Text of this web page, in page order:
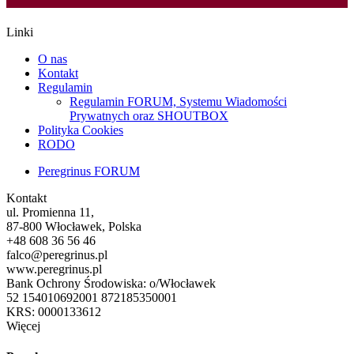
Linki
O nas
Kontakt
Regulamin
Regulamin FORUM, Systemu Wiadomości
Prywatnych oraz SHOUTBOX
Polityka Cookies
RODO
Peregrinus FORUM
Kontakt
ul. Promienna 11,
87-800 Włocławek, Polska
+48 608 36 56 46
falco@peregrinus.pl
www.peregrinus.pl
Bank Ochrony Środowiska: o/Włocławek
52 154010692001 872185350001
KRS: 0000133612
Więcej